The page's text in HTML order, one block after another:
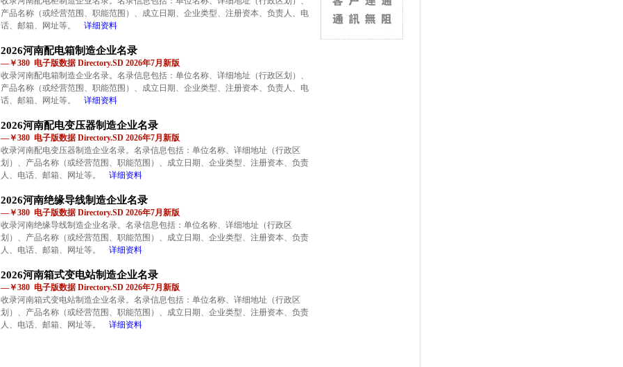
产品名称（或经营范围、职能范围）、成立日期、企业类型、注册资本、负责人、电
话、邮箱、网址等。
详细资料
2026河南配电箱制造企业名录
—￥380 电子版数据 Directory.SD 2026年7月新版
收录河南配电箱制造企业名录。名录信息包括：单位名称、详细地址（行政区划）、
产品名称（或经营范围、职能范围）、成立日期、企业类型、注册资本、负责人、电
话、邮箱、网址等。
详细资料
2026河南配电变压器制造企业名录
—￥380 电子版数据 Directory.SD 2026年7月新版
收录河南配电变压器制造企业名录。名录信息包括：单位名称、详细地址（行政区
划）、产品名称（或经营范围、职能范围）、成立日期、企业类型、注册资本、负责
人、电话、邮箱、网址等。
详细资料
2026河南绝缘导线制造企业名录
—￥380 电子版数据 Directory.SD 2026年7月新版
收录河南绝缘导线制造企业名录。名录信息包括：单位名称、详细地址（行政区
划）、产品名称（或经营范围、职能范围）、成立日期、企业类型、注册资本、负责
人、电话、邮箱、网址等。
详细资料
2026河南箱式变电站制造企业名录
—￥380 电子版数据 Directory.SD 2026年7月新版
收录河南箱式变电站制造企业名录。名录信息包括：单位名称、详细地址（行政区
划）、产品名称（或经营范围、职能范围）、成立日期、企业类型、注册资本、负责
人、电话、邮箱、网址等。
详细资料